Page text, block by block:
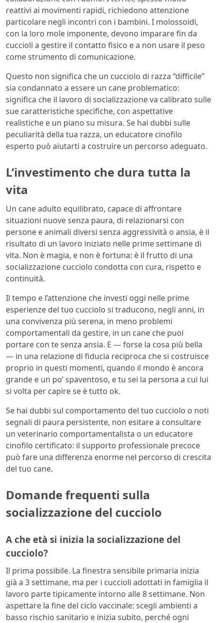
reattivi ai movimenti rapidi, richiedono attenzione
particolare negli incontri con i bambini. I molossoidi,
con la loro mole imponente, devono imparare fin da
cuccioli a gestire il contatto fisico e a non usare il peso
come strumento di comunicazione.
Questo non significa che un cucciolo di razza “difficile”
sia condannato a essere un cane problematico:
significa che il lavoro di socializzazione va calibrato sulle
sue caratteristiche specifiche, con aspettative
realistiche e un piano su misura. Se hai dubbi sulle
peculiarità della tua razza, un educatore cinofilo
esperto può aiutarti a costruire un percorso adeguato.
L’investimento che dura tutta la
vita
Un cane adulto equilibrato, capace di affrontare
situazioni nuove senza paura, di relazionarsi con
persone e animali diversi senza aggressività o ansia, è il
risultato di un lavoro iniziato nelle prime settimane di
vita. Non è magia, e non è fortuna: è il frutto di una
socializzazione cucciolo condotta con cura, rispetto e
continuità.
Il tempo e l’attenzione che investi oggi nelle prime
esperienze del tuo cucciolo si traducono, negli anni, in
una convivenza più serena, in meno problemi
comportamentali da gestire, in un cane che puoi
portare con te senza ansia. E — forse la cosa più bella
— in una relazione di fiducia reciproca che si costruisce
proprio in questi momenti, quando il mondo è ancora
grande e un po’ spaventoso, e tu sei la persona a cui lui
si volta per capire se è tutto ok.
Se hai dubbi sul comportamento del tuo cucciolo o noti
segnali di paura persistente, non esitare a consultare
un veterinario comportamentalista o un educatore
cinofilo certificato: il supporto professionale precoce
può fare una differenza enorme nel percorso di crescita
del tuo cane.
Domande frequenti sulla
socializzazione del cucciolo
A che età si inizia la socializzazione del
cucciolo?
Il prima possibile. La finestra sensibile primaria inizia
già a 3 settimane, ma per i cuccioli adottati in famiglia il
lavoro parte tipicamente intorno alle 8 settimane. Non
aspettare la fine del ciclo vaccinale: scegli ambienti a
basso rischio sanitario e inizia subito, perché ogni